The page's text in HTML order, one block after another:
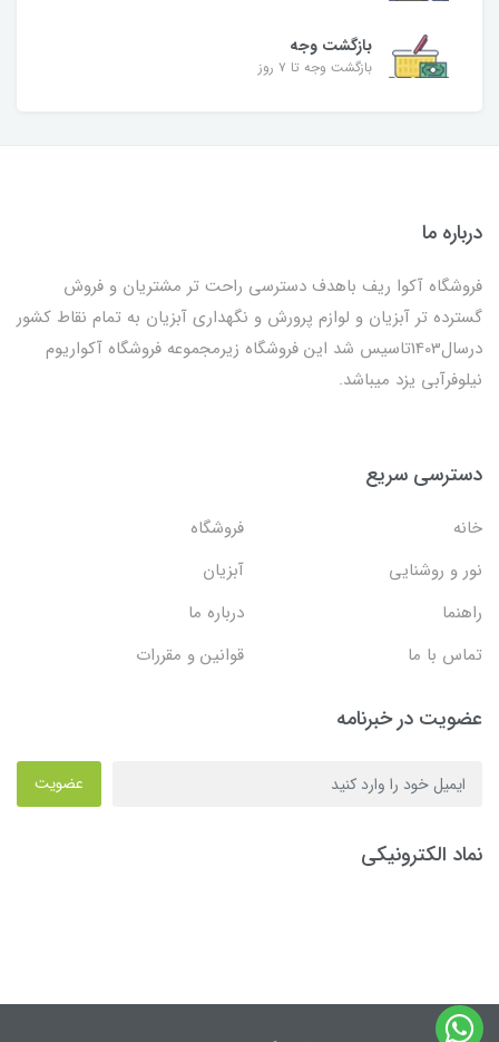
بازگشت وجه
بازگشت وجه تا ۷ روز
درباره ما
فروشگاه آکوا ریف باهدف دسترسی راحت تر مشتریان و فروش
گسترده تر آبزیان و لوازم پرورش و نگهداری آبزیان به تمام نقاط کشور
درسال1403تاسیس شد این فروشگاه زیرمجموعه فروشگاه آکواریوم
نیلوفرآبی یزد میباشد.
دسترسی سریع
خانه
فروشگاه
نور و روشنایی
آبزیان
راهنما
درباره ما
تماس با ما
قوانین و مقررات
عضویت در خبرنامه
عضویت
نماد الکترونیکی